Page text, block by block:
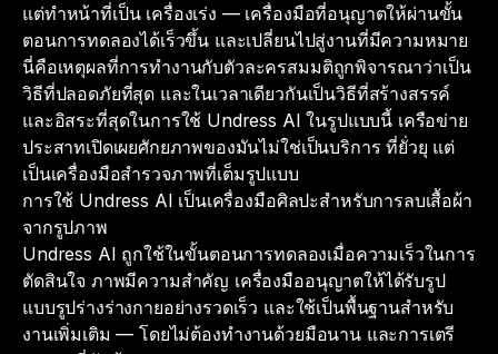
แต่ทำหน้าที่เป็น เครื่องเร่ง — เครื่องมือที่อนุญาตให้ผ่านขั้น
ตอนการทดลองได้เร็วขึ้น และเปลี่ยนไปสู่งานที่มีความหมาย
นี่คือเหตุผลที่การทำงานกับตัวละครสมมติถูกพิจารณาว่าเป็น
วิธีที่ปลอดภัยที่สุด และในเวลาเดียวกันเป็นวิธีที่สร้างสรรค์
และอิสระที่สุดในการใช้ Undress AI ในรูปแบบนี้ เครือข่าย
ประสาทเปิดเผยศักยภาพของมันไม่ใช่เป็นบริการ ที่ยั่วยุ แต่
เป็นเครื่องมือสำรวจภาพที่เต็มรูปแบบ
การใช้ Undress AI เป็นเครื่องมือศิลปะสำหรับการลบเสื้อผ้า
จากรูปภาพ
Undress AI ถูกใช้ในขั้นตอนการทดลองเมื่อความเร็วในการ
ตัดสินใจ ภาพมีความสำคัญ เครื่องมืออนุญาตให้ได้รับรูป
แบบรูปร่างร่างกายอย่างรวดเร็ว และใช้เป็นพื้นฐานสำหรับ
งานเพิ่มเติม — โดยไม่ต้องทำงานด้วยมือนาน และการเตรี